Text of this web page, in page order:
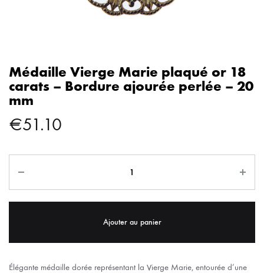
Médaille Vierge Marie plaqué or 18
carats – Bordure ajourée perlée – 20
mm
€51.10
Ajouter au panier
Élégante médaille dorée représentant la Vierge Marie, entourée d’une